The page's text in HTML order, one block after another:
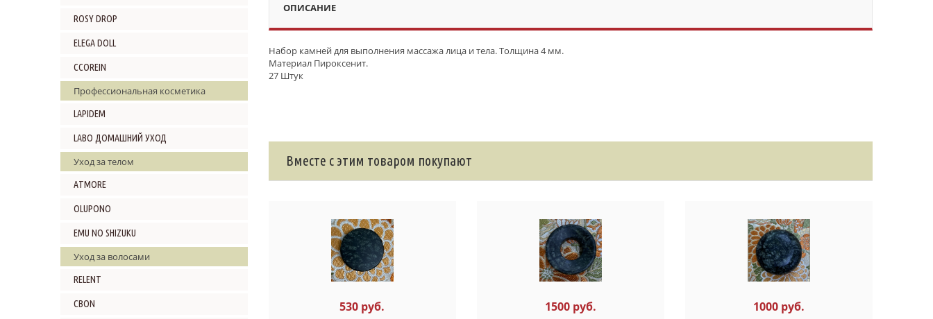
ROSY DROP
ELEGA DOLL
CCOREIN
Профессиональная косметика
LAPIDEM
LABO ДОМАШНИЙ УХОД
Уход за телом
ATMORE
OLUPONO
EMU NO SHIZUKU
Уход за волосами
RELENT
CBON
ОПИСАНИЕ
Набор камней для выполнения массажа лица и тела. Толщина 4 мм.
Материал Пироксенит.
27 Штук
Вместе с этим товаром покупают
530 руб. 1500 руб. 1000 руб.